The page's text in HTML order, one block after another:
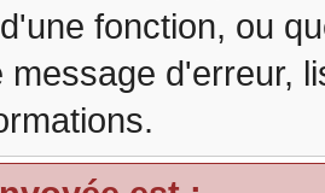
fonction, ou
message d'erreur,